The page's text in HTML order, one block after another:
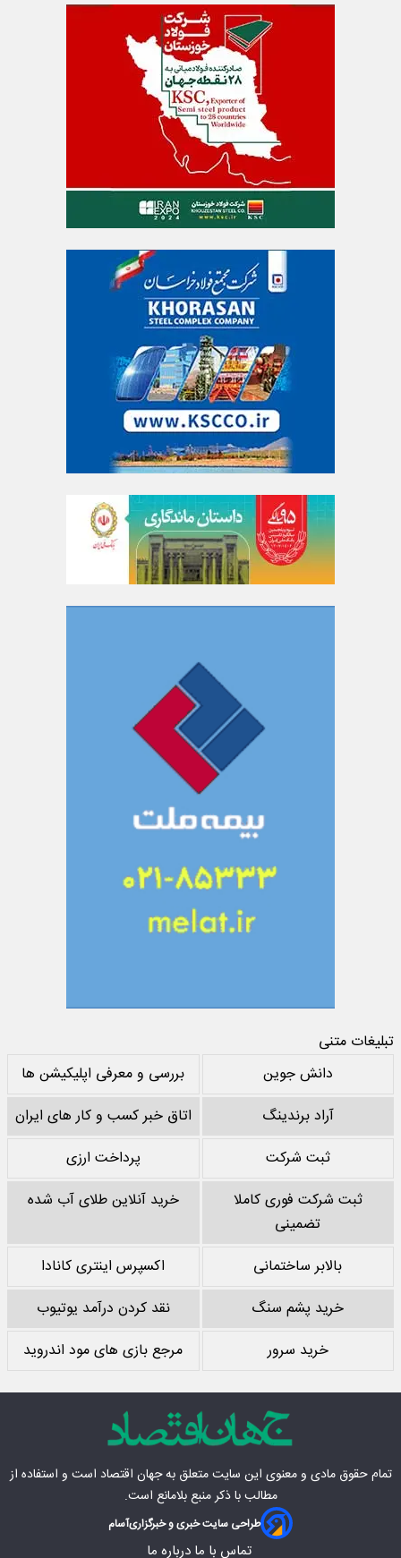
تبلیغات متنی
دانش جوین
بررسی و معرفی اپلیکیشن ها
آراد برندینگ
اتاق خبر کسب و کار های ایران
ثبت شرکت
پرداخت ارزی
ثبت شرکت فوری کاملا
تضمینی
خرید آنلاین طلای آب شده
بالابر ساختمانی
اکسپرس اینتری کانادا
خرید پشم سنگ
نقد کردن درآمد یوتیوب
خرید سرور
مرجع بازی های مود اندروید
تمام حقوق مادی‌ و معنوی این سایت متعلق بهجهان اقتصاد است و استفاده از
مطالب با ذکر منبع بلامانع است.
طراحی سایت خبری و خبرگزاریآسام
تماس با ما درباره ما